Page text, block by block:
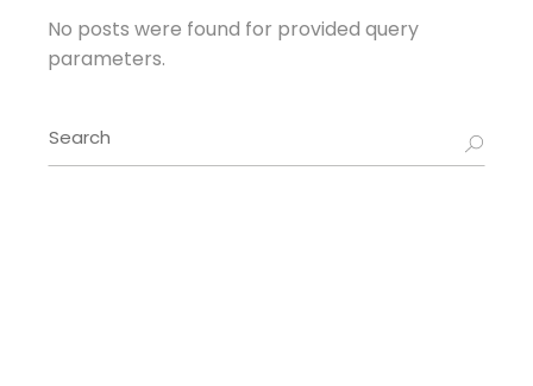
No posts were found for provided query
parameters.
Search
for: